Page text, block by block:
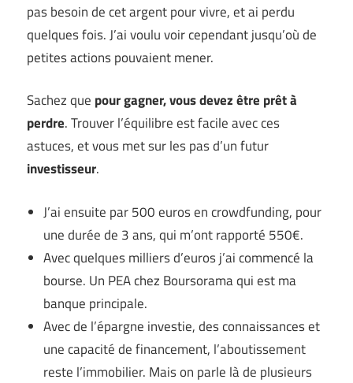
pas besoin de cet argent pour vivre, et ai perdu
quelques fois. J’ai voulu voir cependant jusqu’où de
petites actions pouvaient mener.
Sachez que pour gagner, vous devez être prêt à
perdre. Trouver l’équilibre est facile avec ces
astuces, et vous met sur les pas d’un futur
investisseur.
J’ai ensuite par 500 euros en crowdfunding, pour
une durée de 3 ans, qui m’ont rapporté 550€.
Avec quelques milliers d’euros j’ai commencé la
bourse. Un PEA chez Boursorama qui est ma
banque principale.
Avec de l’épargne investie, des connaissances et
une capacité de financement, l’aboutissement
reste l’immobilier. Mais on parle là de plusieurs